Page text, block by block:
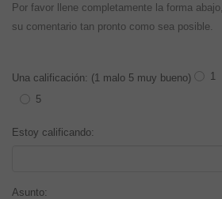
Por favor llene completamente la forma
su comentario tan pronto como sea posible.
Una calificación: (1 malo 5 muy bueno) 1
5
Estoy calificando:
Asunto: